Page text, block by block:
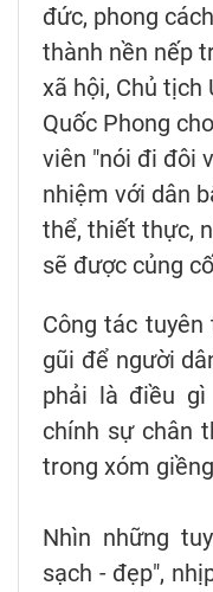
đức, phong
thành nền nếp
xã hội, Chủ tịch
Quốc Phong
viên "nói đi đôi
nhiệm với dân
thể, thiết thực,
sẽ được củng
Công tác tuyên
gũi để người
phải là điều
chính sự chân
trong xóm
Nhìn những
sạch - đẹp",